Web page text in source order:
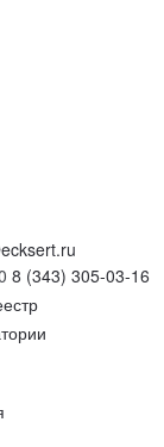
8 (343) 305-03-16